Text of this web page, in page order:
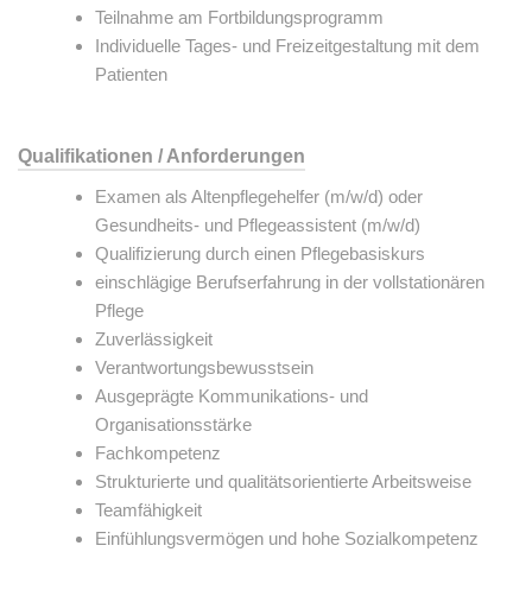
Teilnahme am Fortbildungsprogramm
Individuelle Tages- und Freizeitgestaltung mit dem
Patienten
Qualifikationen / Anforderungen
Examen als Altenpflegehelfer (m/w/d) oder
Gesundheits- und Pflegeassistent (m/w/d)
Qualifizierung durch einen Pflegebasiskurs
einschlägige Berufserfahrung in der vollstationären
Pflege
Zuverlässigkeit
Verantwortungsbewusstsein
Ausgeprägte Kommunikations- und
Organisationsstärke
Fachkompetenz
Strukturierte und qualitätsorientierte Arbeitsweise
Teamfähigkeit
Einfühlungsvermögen und hohe Sozialkompetenz